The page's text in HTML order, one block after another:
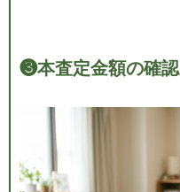
❸本査定金額の確認